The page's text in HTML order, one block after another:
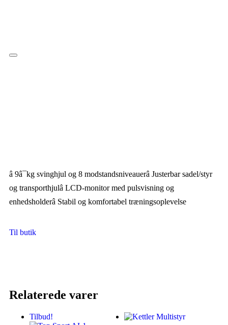
Hamburger Toggle Menu
â 9â¯kg svinghjul og 8 modstandsniveauerâ Justerbar sadel/styr
og transporthjulâ LCD-monitor med pulsvisning og
enhedsholderâ Stabil og komfortabel træningsoplevelse
Til butik
Relaterede varer
Tilbud!